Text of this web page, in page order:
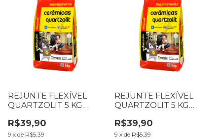
REJUNTE FLEXÍVEL
QUARTZOLIT 5 KG
R$39,90
9 x de R$5,39
REJUNTE FLEXÍVEL
QUARTZOLIT 5 KG
R$39,90
9 x de R$5,39